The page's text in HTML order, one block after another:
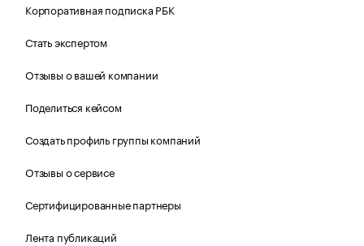
Корпоративная подписка РБК
Стать экспертом
Отзывы о вашей компании
Поделиться кейсом
Создать профиль группы компаний
Отзывы о сервисе
Сертифицированные партнеры
Лента публикаций